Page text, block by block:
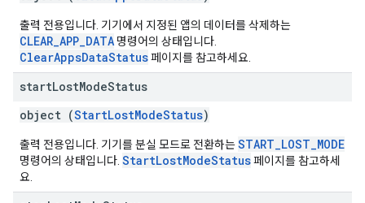
출력 전용입니다. 기기에서 지정된 앱의 데이터를 삭제하는
CLEAR_APP_DATA 명령어의 상태입니다.
ClearAppsDataStatus페이지를 참고하세요.
startLostModeStatus
object (StartLostModeStatus)
출력 전용입니다. 기기를 분실 모드로 전환하는START_LOST_MODE
명령어의 상태입니다. StartLostModeStatus페이지를 참고하세
요.